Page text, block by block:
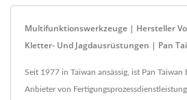
Multifunktionswerkzeuge | Hersteller
Kletter- Und Jagdausrüstungen | Pan
Seit 1977 in Taiwan ansässig, ist Pan Taiwan
Anbieter von